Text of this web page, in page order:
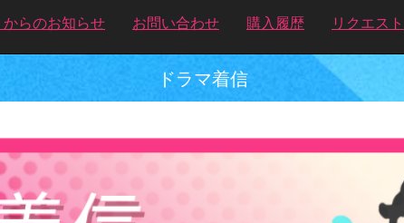
らのお知らせ お問い合わせ 購入履歴 リクエスト
ドラマ着信